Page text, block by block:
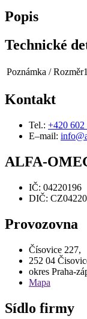
Popis
Technické
Poznámka / Rozměr
Kontakt
Tel.: +420 602
E–mail:
ALFA-
IČ: 04220196
DIČ:
Provozovna
Čísovice 227,
252 04
okres Praha-
Mapa
Sídlo firmy